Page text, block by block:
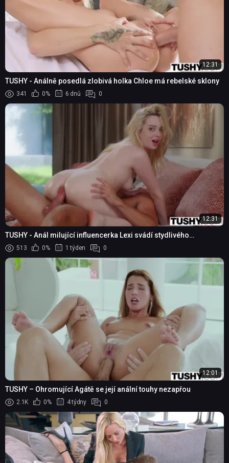
12:31
TUSHY - Análně posedlá zlobivá holka Chloe má rebelské sklony
341 0% 6 dnů 0
12:31
TUSHY - Anál milující influencerka Lexi svádí stydlivého
kameramana
513 0% 1 týden 0
12:01
TUSHY – Ohromující Agátě se její anální touhy nezapřou
2.1K 0% 4 týdny 0